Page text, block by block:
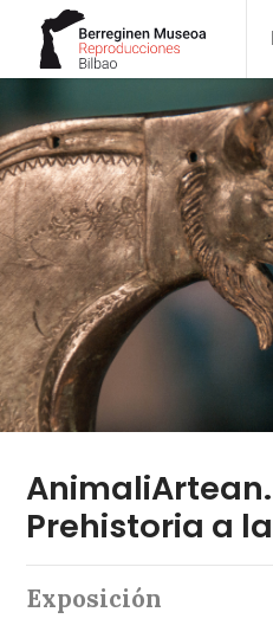
Prehistoria a
Exposición